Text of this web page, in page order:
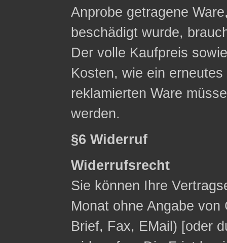
Anprobe getragene
beschädigt wurde,
Der volle Kaufpreis
Kosten, wie ein
reklamierten Ware
werden.
§6 Widerruf
Widerrufsrecht
Sie können Ihre
Monat ohne Angabe
Brief, Fax, E­Mail) [oder